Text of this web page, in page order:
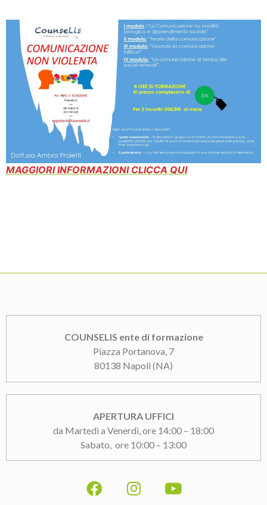
MAGGIORI INFORMAZIONI CLICCA QUI
COUNSELIS ente di formazione
Piazza Portanova, 7
80138 Napoli (NA)
APERTURA UFFICI
da Martedì a Venerdì, ore 14:00 – 18:00
Sabato, ore 10:00 – 13:00